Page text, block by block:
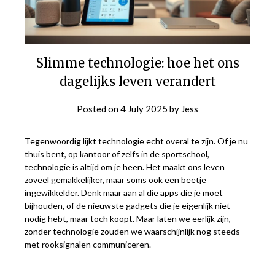
Slimme technologie: hoe het ons
dagelijks leven verandert
Posted on4 July 2025 by Jess
Tegenwoordig lijkt technologie echt overal te zijn. Of je nu
thuis bent, op kantoor of zelfs in de sportschool,
technologie is altijd om je heen. Het maakt ons leven
zoveel gemakkelijker, maar soms ook een beetje
ingewikkelder. Denk maar aan al die apps die je moet
bijhouden, of de nieuwste gadgets die je eigenlijk niet
nodig hebt, maar toch koopt. Maar laten we eerlijk zijn,
zonder technologie zouden we waarschijnlijk nog steeds
met rooksignalen communiceren.